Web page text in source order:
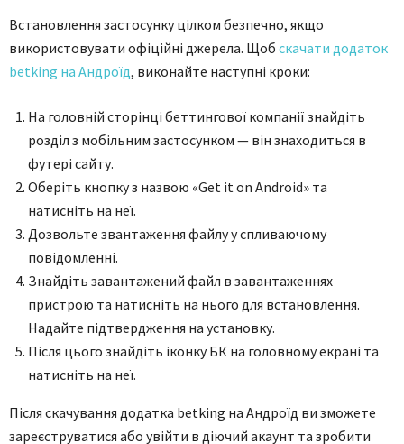
Встановлення застосунку цілком безпечно, якщо
використовувати офіційні джерела. Щоб скачати додаток
betking на Андроїд, виконайте наступні кроки:
На головній сторінці беттингової компанії знайдіть
розділ з мобільним застосунком — він знаходиться в
футері сайту.
Оберіть кнопку з назвою «Get it on Android» та
натисніть на неї.
Дозвольте звантаження файлу у спливаючому
повідомленні.
Знайдіть завантажений файл в завантаженнях
пристрою та натисніть на нього для встановлення.
Надайте підтвердження на установку.
Після цього знайдіть іконку БК на головному екрані та
натисніть на неї.
Після скачування додатка betking на Андроїд ви зможете
зареєструватися або увійти в діючий акаунт та зробити